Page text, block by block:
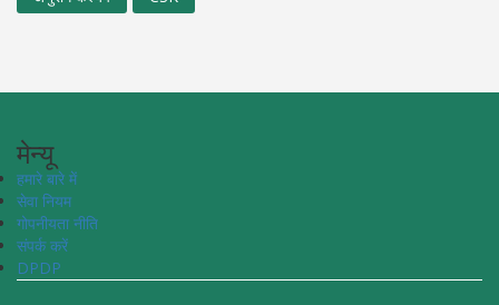
मेन्यू
हमारे बारे में
सेवा नियम
गोपनीयता नीति
संपर्क करें
DPDP